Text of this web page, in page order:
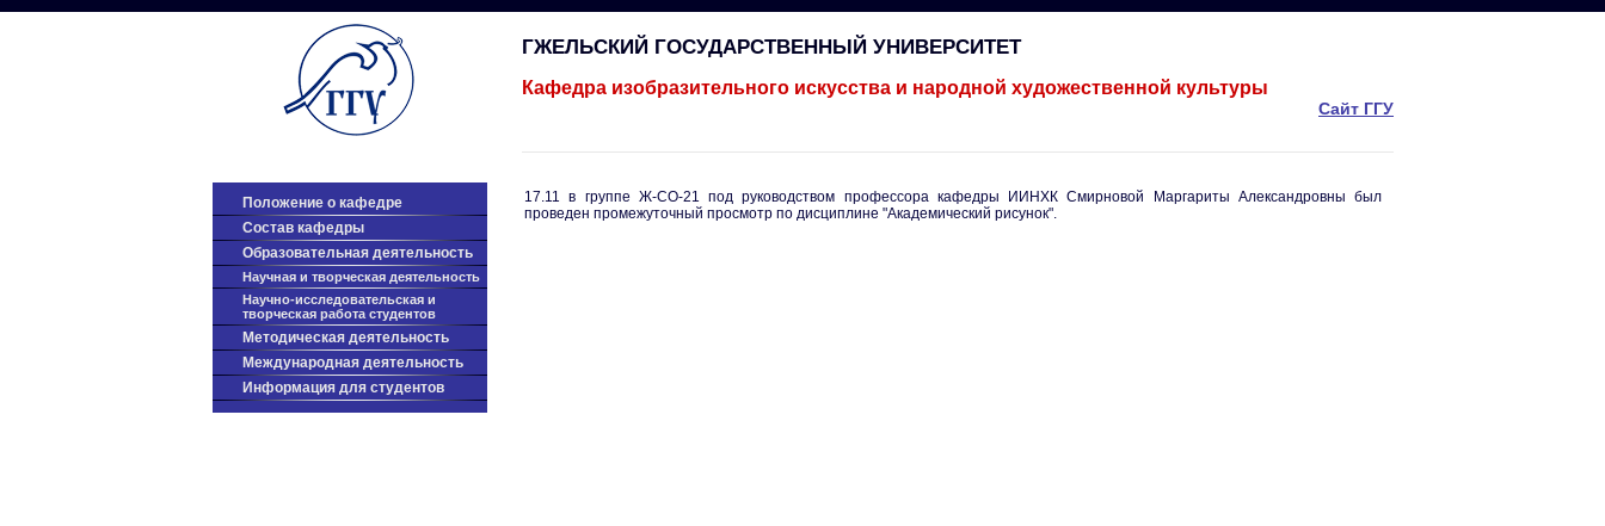
ГЖЕЛЬСКИЙ ГОСУДАРСТВЕННЫЙ УНИВЕРСИТЕТ
Кафедра изобразительного искусства и народной художественной культуры
Сайт ГГУ
Положение о кафедре
Cостав кафедры
Образовательная деятельность
Научная и творческая деятельность
Научно-исследовательская и
творческая работа студентов
Методическая деятельность
Международная деятельность
Информация для студентов
17.11 в группе Ж-СО-21 под руководством профессора кафедры ИИНХК Смирновой Маргариты Александровны был
проведен промежуточный просмотр по дисциплине "Академический рисунок".